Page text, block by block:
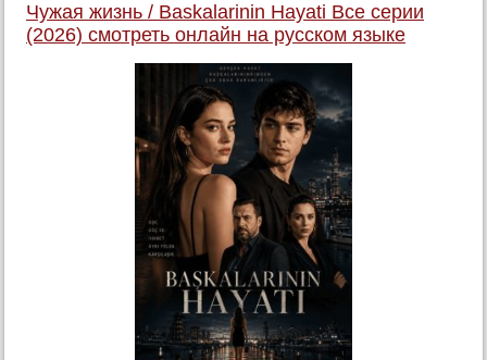
Чужая жизнь / Baskalarinin Hayati Все серии
(2026) смотреть онлайн на русском языке